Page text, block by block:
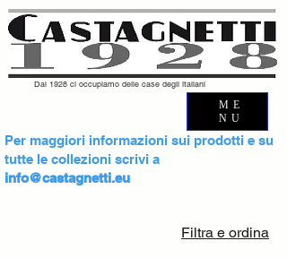
Dal 1928 ci occupiamo delle case degli italiani
Per maggiori informazioni sui prodotti e su
tutte le collezioni scrivi a
info@castagnetti.eu
ME
NU
Filtra e ordina